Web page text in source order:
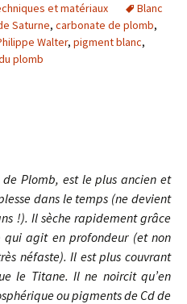
et matériaux
Blanc
Saturne, carbonate de plomb,
Walter, pigment blanc,
plomb
de Plomb, est le plus ancien et
dans le temps (ne devient
!). Il sèche rapidement grâce
qui agit en profondeur (et non
néfaste). Il est plus couvrant
le Titane. Il ne noircit qu’en
ou pigments de Cd de